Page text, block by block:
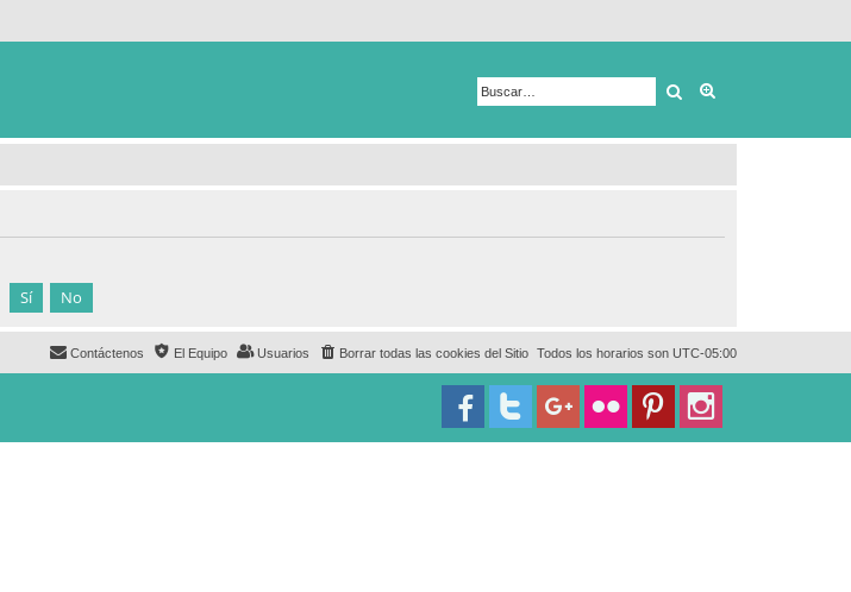
Buscar
Todos los horarios son UTC-05:00
Borrar todas las cookies del Sitio
Usuarios
El Equipo
Contáctenos